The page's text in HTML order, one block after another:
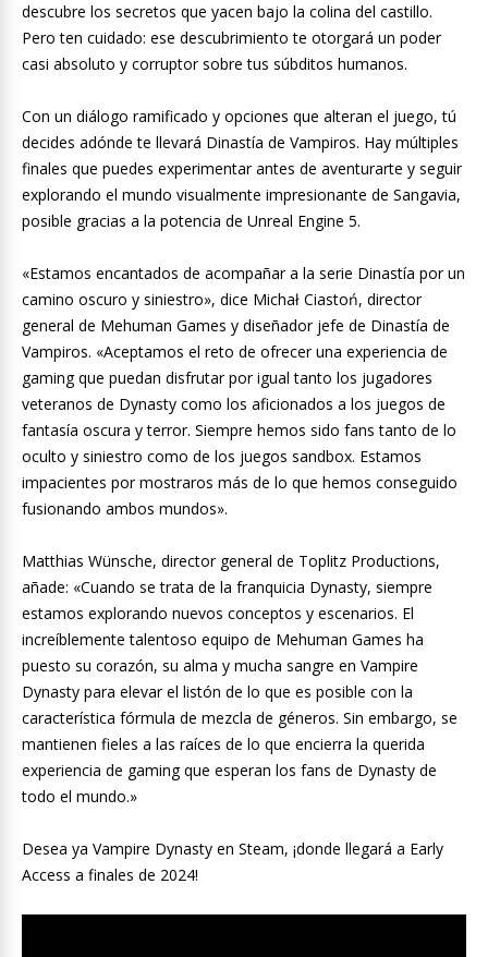
descubre los secretos que yacen bajo la colina del castillo.
Pero ten cuidado: ese descubrimiento te otorgará un poder
casi absoluto y corruptor sobre tus súbditos humanos.
Con un diálogo ramificado y opciones que alteran el juego, tú
decides adónde te llevará Dinastía de Vampiros. Hay múltiples
finales que puedes experimentar antes de aventurarte y seguir
explorando el mundo visualmente impresionante de Sangavia,
posible gracias a la potencia de Unreal Engine 5.
«Estamos encantados de acompañar a la serie Dinastía por un
camino oscuro y siniestro», dice Michał Ciastoń, director
general de Mehuman Games y diseñador jefe de Dinastía de
Vampiros. «Aceptamos el reto de ofrecer una experiencia de
gaming que puedan disfrutar por igual tanto los jugadores
veteranos de Dynasty como los aficionados a los juegos de
fantasía oscura y terror. Siempre hemos sido fans tanto de lo
oculto y siniestro como de los juegos sandbox. Estamos
impacientes por mostraros más de lo que hemos conseguido
fusionando ambos mundos».
Matthias Wünsche, director general de Toplitz Productions,
añade: «Cuando se trata de la franquicia Dynasty, siempre
estamos explorando nuevos conceptos y escenarios. El
increíblemente talentoso equipo de Mehuman Games ha
puesto su corazón, su alma y mucha sangre en Vampire
Dynasty para elevar el listón de lo que es posible con la
característica fórmula de mezcla de géneros. Sin embargo, se
mantienen fieles a las raíces de lo que encierra la querida
experiencia de gaming que esperan los fans de Dynasty de
todo el mundo.»
Desea ya Vampire Dynasty en Steam, ¡donde llegará a Early
Access a finales de 2024!